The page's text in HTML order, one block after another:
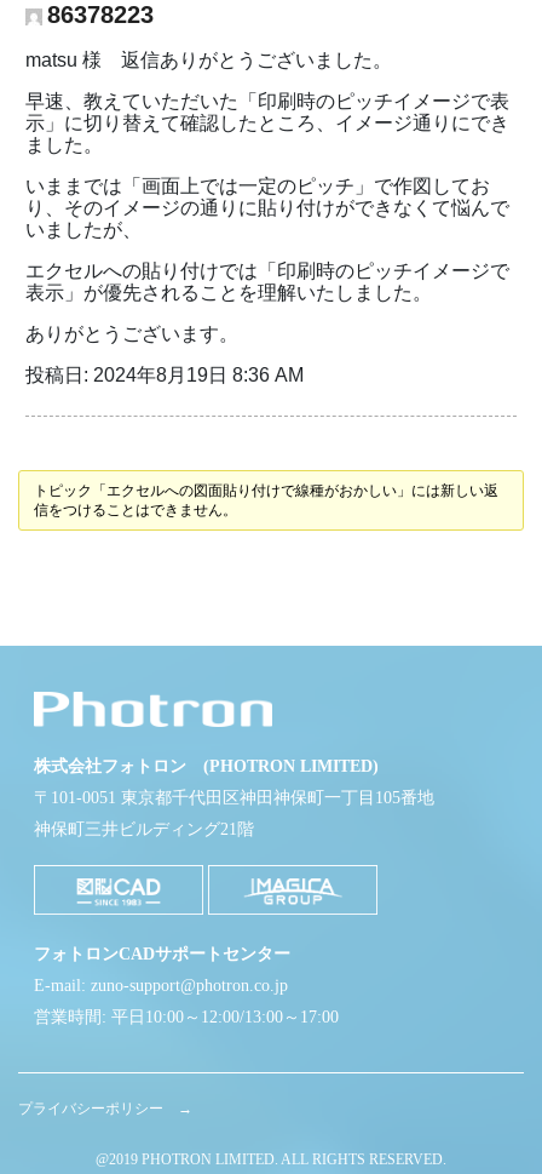
86378223
matsu 様 返信ありがとうございました。
早速、教えていただいた「印刷時のピッチイメージで表
示」に切り替えて確認したところ、イメージ通りにでき
ました。
いままでは「画面上では一定のピッチ」で作図してお
り、そのイメージの通りに貼り付けができなくて悩んで
いましたが、
エクセルへの貼り付けでは「印刷時のピッチイメージで
表示」が優先されることを理解いたしました。
ありがとうございます。
投稿日: 2024年8月19日 8:36 AM
トピック「エクセルへの図面貼り付けで線種がおかしい」には新しい返
信をつけることはできません。
株式会社フォトロン (PHOTRON LIMITED)
〒101-0051 東京都千代田区神田神保町一丁目105番地
神保町三井ビルディング21階
フォトロンCADサポートセンター
E-mail: zuno-support@photron.co.jp
営業時間: 平日10:00～12:00/13:00～17:00
プライバシーポリシー →
@2019 PHOTRON LIMITED. ALL RIGHTS RESERVED.